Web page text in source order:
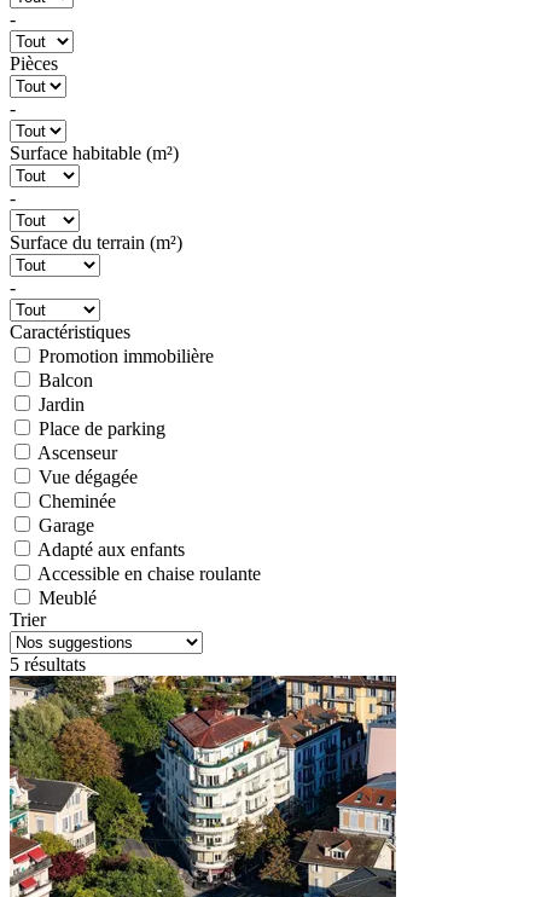
-
Pièces
-
Surface habitable (m²)
-
Surface du terrain (m²)
-
Caractéristiques
Promotion immobilière
Balcon
Jardin
Place de parking
Ascenseur
Vue dégagée
Cheminée
Garage
Adapté aux enfants
Accessible en chaise roulante
Meublé
Trier
5 résultats